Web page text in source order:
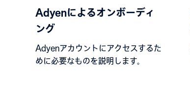
Adyenによるオンボーディ
ング
Adyenアカウントにアクセスするた
めに必要なものを説明します。